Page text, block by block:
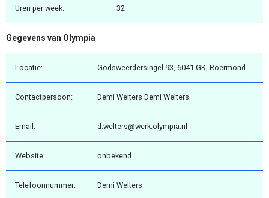
Uren per week: 32
Gegevens van Olympia
Locatie: Godsweerdersingel 93, 6041 GK, Roermond
Contactpersoon: Demi Welters Demi Welters
Email: d.welters@werk.olympia.nl
Website: onbekend
Telefoonnummer: Demi Welters